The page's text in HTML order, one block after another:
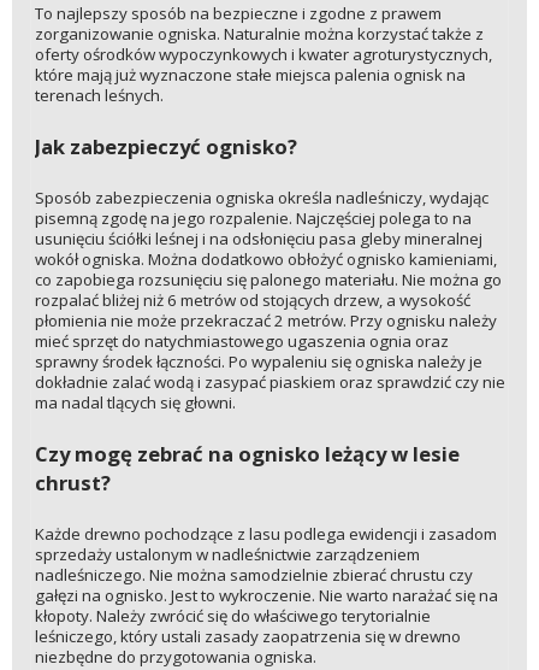
To najlepszy sposób na bezpieczne i zgodne z prawem
zorganizowanie ogniska. Naturalnie można korzystać także z
oferty ośrodków wypoczynkowych i kwater agroturystycznych,
które mają już wyznaczone stałe miejsca palenia ognisk na
terenach leśnych.
Jak zabezpieczyć ognisko?
Sposób zabezpieczenia ogniska określa nadleśniczy, wydając
pisemną zgodę na jego rozpalenie. Najczęściej polega to na
usunięciu ściółki leśnej i na odsłonięciu pasa gleby mineralnej
wokół ogniska. Można dodatkowo obłożyć ognisko kamieniami,
co zapobiega rozsunięciu się palonego materiału. Nie można go
rozpalać bliżej niż 6 metrów od stojących drzew, a wysokość
płomienia nie może przekraczać 2 metrów. Przy ognisku należy
mieć sprzęt do natychmiastowego ugaszenia ognia oraz
sprawny środek łączności. Po wypaleniu się ogniska należy je
dokładnie zalać wodą i zasypać piaskiem oraz sprawdzić czy nie
ma nadal tlących się głowni.
Czy mogę zebrać na ognisko leżący w lesie
chrust?
Każde drewno pochodzące z lasu podlega ewidencji i zasadom
sprzedaży ustalonym w nadleśnictwie zarządzeniem
nadleśniczego. Nie można samodzielnie zbierać chrustu czy
gałęzi na ognisko. Jest to wykroczenie. Nie warto narażać się na
kłopoty. Należy zwrócić się do właściwego terytorialnie
leśniczego, który ustali zasady zaopatrzenia się w drewno
niezbędne do przygotowania ogniska.